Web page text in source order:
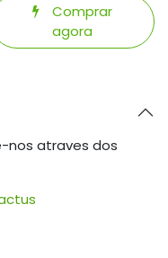
Comprar
agora
nos atraves dos